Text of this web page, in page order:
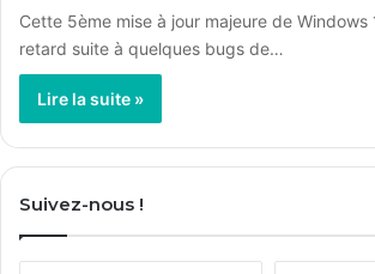
Cette 5ème mise à jour majeure de Windows
retard suite à quelques bugs de…
Lire la suite »
Suivez-nous !